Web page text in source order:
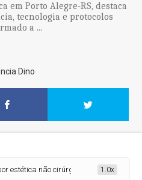
em Porto Alegre-RS, destaca
tecnologia e protocolos
a ...
Dino
não cirúrgica avança no Brasil
1.0x